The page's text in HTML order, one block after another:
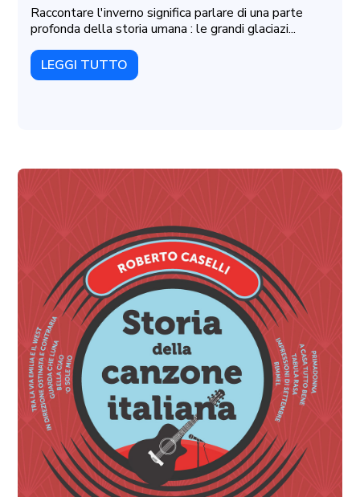
Raccontare l'inverno significa parlare di una parte
profonda della storia umana : le grandi glaciazi...
LEGGI TUTTO